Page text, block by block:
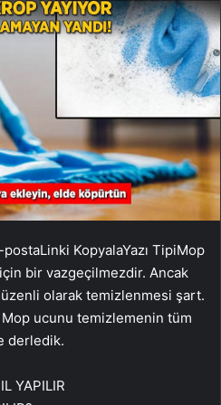
postaLinki KopyalaYazı TipiMop
bir vazgeçilmezdir. Ancak
olarak temizlenmesi şart.
ucunu temizlemenin tüm
derledik.